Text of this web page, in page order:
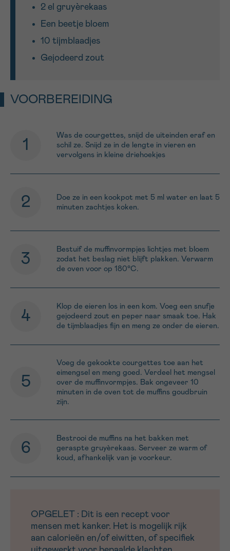
2 el gruyèrekaas
Een beetje bloem
10 tijmblaadjes
Gejodeerd zout
VOORBEREIDING
Was de courgettes, snijd de uiteinden eraf en
schil ze. Snijd ze in de lengte in vieren en
vervolgens in kleine driehoekjes
Doe ze in een kookpot met 5 ml water en laat 5
minuten zachtjes koken.
Bestuif de muffinvormpjes lichtjes met bloem
zodat het beslag niet blijft plakken. Verwarm
de oven voor op 180°C.
Klop de eieren los in een kom. Voeg een snufje
gejodeerd zout en peper naar smaak toe. Hak
de tijmblaadjes fijn en meng ze onder de eieren.
Voeg de gekookte courgettes toe aan het
eimengsel en meng goed. Verdeel het mengsel
over de muffinvormpjes. Bak ongeveer 10
minuten in de oven tot de muffins goudbruin
zijn.
Bestrooi de muffins na het bakken met
geraspte gruyèrekaas. Serveer ze warm of
koud, afhankelijk van je voorkeur.
OPGELET : Dit is een recept voor
mensen met kanker. Het is mogelijk rijk
aan calorieën en/of eiwitten, of specifiek
Ja, stuur mij de nieuwsbrief